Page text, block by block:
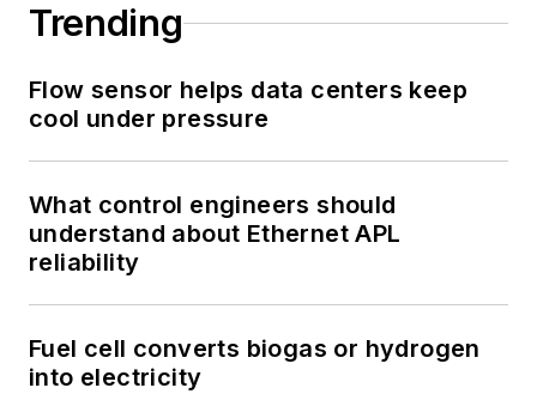
Trending
Flow sensor helps data centers keep
cool under pressure
What control engineers should
understand about Ethernet APL
reliability
Fuel cell converts biogas or hydrogen
into electricity